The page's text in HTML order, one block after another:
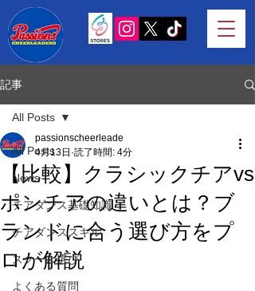
記事
All Posts
News
チアダンス基礎知識
チアダンススキル
スクール選び
よくある質問
All Posts
【比較】クラシックチアvs
ポンチアの違いとは？ブ
ランドに合う選び方をプ
ロが解説
passionscheerleade
4月13日 読了時間: 4分